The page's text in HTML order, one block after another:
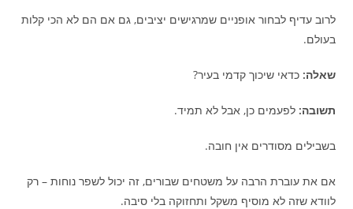
לרוב עדיף לבחור אופניים שמרגישים יציבים, גם אם הם לא הכי קלות
בעולם.
שאלה: כדאי שיכוך קדמי בעיר?
תשובה: לפעמים כן, אבל לא תמיד.
בשבילים מסודרים אין חובה.
אם את עוברת הרבה על משטחים שבורים, זה יכול לשפר נוחות – רק
לוודא שזה לא מוסיף משקל ותחזוקה בלי סיבה.